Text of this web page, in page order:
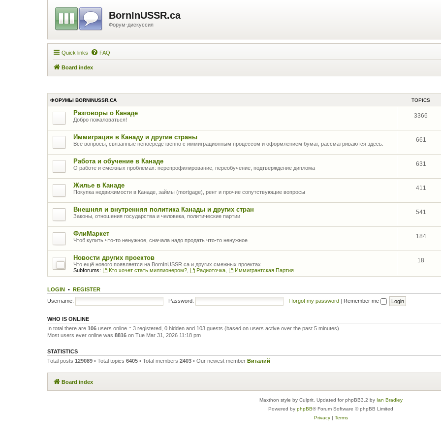
BornInUSSR.ca
Форум-дискуссия
Quick links FAQ
Board index
ФОРУМЫ BORNINUSSR.CA TOPICS
Разговоры о Канаде
Добро пожаловаться!
3366
Иммиграция в Канаду и другие страны
Все вопросы, связанные непосредственно с иммиграционным процессом и оформлением бумаг, рассматриваются здесь.
661
Работа и обучение в Канаде
О работе и смежных проблемах: перепрофилирование, переобучение, подтверждение диплома
631
Жилье в Канаде
Покупка недвижимости в Канаде, займы (mortgage), рент и прочие сопутствующие вопросы
411
Внешняя и внутренняя политика Канады и других стран
Законы, отношения государства и человека, политические партии
541
ФлиМаркет
Чтоб купить что-то ненужное, сначала надо продать что-то ненужное
184
Новости других проектов
Что ещё нового появляется на BornInUSSR.ca и других смежных проектах
Subforums:
Кто хочет стать миллионером?, Радиоточка, Иммигрантская Партия
18
LOGIN • REGISTER
Username:
Password: I forgot my password | Remember me
WHO IS ONLINE
In total there are 106 users online :: 3 registered, 0 hidden and 103 guests (based on users active over the past 5 minutes)
Most users ever online was 8816 on Tue Mar 31, 2026 11:18 pm
STATISTICS
Total posts 129089 • Total topics 6405 • Total members 2403 • Our newest member Виталий
Board index
Maxthon style by Culprit. Updated for phpBB3.2 by Ian Bradley
Powered by phpBB® Forum Software © phpBB Limited
Privacy| Terms